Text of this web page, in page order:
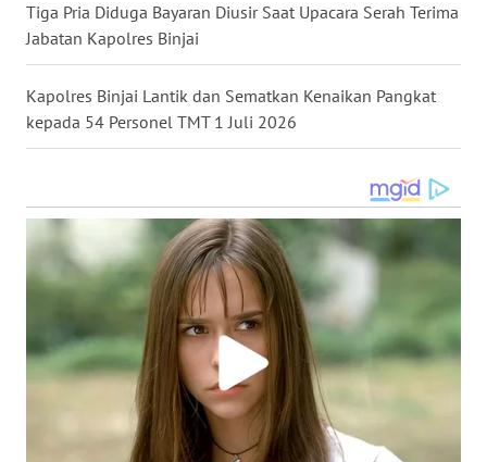
Tiga Pria Diduga Bayaran Diusir Saat Upacara Serah Terima
Jabatan Kapolres Binjai
Kapolres Binjai Lantik dan Sematkan Kenaikan Pangkat
kepada 54 Personel TMT 1 Juli 2026
WN
DANAU
TOBA
WN
NIAS
WN
WN
TAPANULI
SELATAN
LESUNG